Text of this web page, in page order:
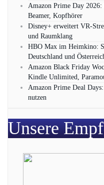
Amazon Prime Day 2026:
Beamer, Kopfhörer
Disney+ erweitert
und Raumklang
HBO Max im Heimkino:
Deutschland und
Amazon Black Friday
Kindle Unlimited,
Amazon Prime Deal
nutzen
Unsere